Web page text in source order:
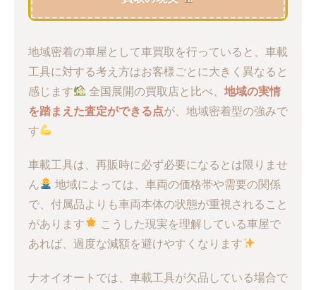
地域密着の車屋として車買取を行っていると、車載
工具に対する考え方はお客様ごとに大きく異なると
感じます
全国展開の買取店と比べ、地域の実情
を踏まえた査定ができる点が、地域密着型の強みで
す
車載工具は、再販時に必ず必要になるとは限りませ
ん
地域によっては、車両の価格帯や需要の関係
で、付属品よりも車両本体の状態が重視されること
があります
こうした現実を理解している車屋で
あれば、過度な減額を避けやすくなります
ナオイオートでは、車載工具が欠品している場合で